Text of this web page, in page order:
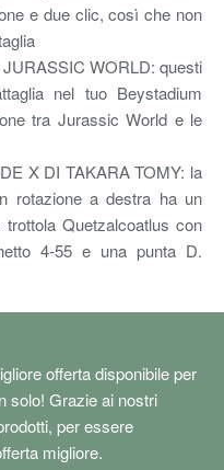
e due clic, così che non
WORLD: questi
nel tuo Beystadium
tra Jurassic World e le
X DI TAKARA TOMY: la
rotazione a destra ha un
Quetzalcoatlus con
4-55 e una punta D.
offerta disponibile per
solo! Grazie ai nostri
per essere
migliore.